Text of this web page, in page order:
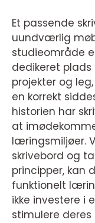
Et passende
uundværlig
studieområde
dedikeret plads
projekter og
en korrekt
historien har
at
læringsmiljøer.
skrivebord og
principper, kan
funktionelt
ikke investere i
stimulere